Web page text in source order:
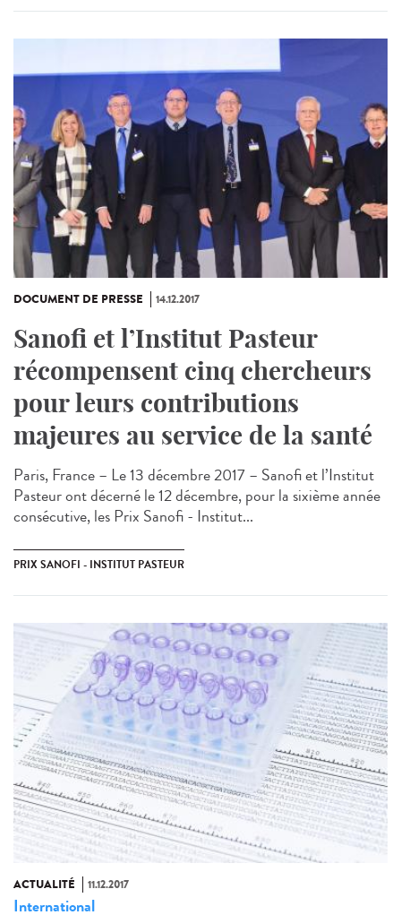
DOCUMENT DE PRESSE 14.12.2017
Sanofi et l’Institut Pasteur
récompensent cinq chercheurs
pour leurs contributions
majeures au service de la santé
Paris, France – Le 13 décembre 2017 – Sanofi et l’Institut
Pasteur ont décerné le 12 décembre, pour la sixième année
consécutive, les Prix Sanofi - Institut...
PRIX SANOFI - INSTITUT PASTEUR
ACTUALITÉ 11.12.2017
International